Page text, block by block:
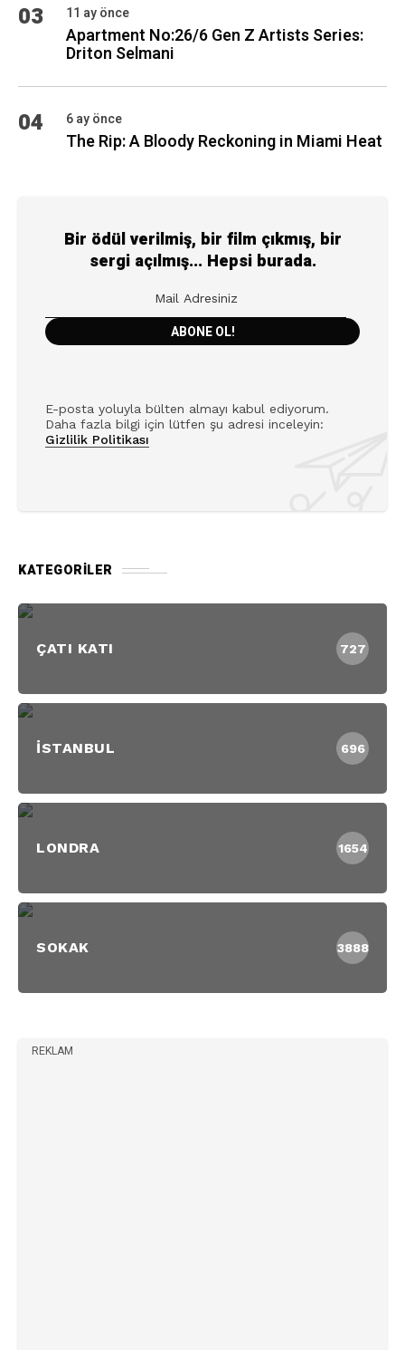
03 11 ay önce
Apartment No:26/6 Gen Z Artists Series:
Driton Selmani
04 6 ay önce
The Rip: A Bloody Reckoning in Miami Heat
Bir ödül verilmiş, bir film çıkmış, bir
sergi açılmış... Hepsi burada.
E-posta yoluyla bülten almayı kabul ediyorum.
Daha fazla bilgi için lütfen şu adresi inceleyin:
Gizlilik Politikası
KATEGORILER
ÇATI KATI 727
İSTANBUL 696
LONDRA 1654
SOKAK 3888
REKLAM